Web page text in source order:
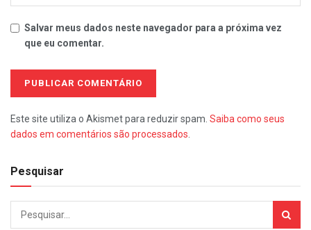
Salvar meus dados neste navegador para a próxima vez
que eu comentar.
Este site utiliza o Akismet para reduzir spam. Saiba como seus
dados em comentários são processados
Pesquisar